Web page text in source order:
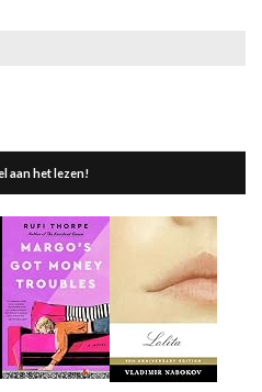
aan het lezen!